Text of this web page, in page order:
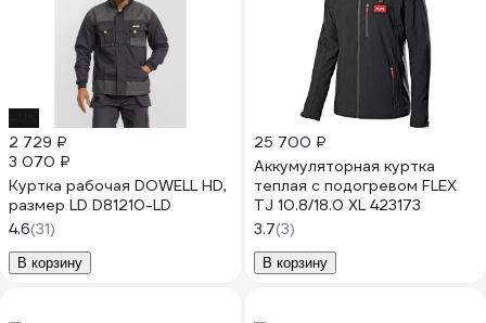
2 729 ₽
3 070 ₽
Куртка рабочая DOWELL HD,
размер LD D81210-LD
4.6(31)
В корзину
25 700 ₽
Аккумуляторная куртка
теплая с подогревом FLEX
TJ 10.8/18.0 XL 423173
3.7(3)
В корзину